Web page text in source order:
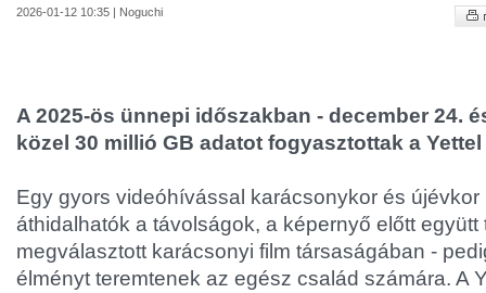
2026-01-12 10:35 | Noguchi
A 2025-ös ünnepi időszakban - december 24.
közel 30 millió GB adatot fogyasztottak a
Egy gyors videóhívással karácsonykor és
áthidalhatók a távolságok, a képernyő előtt együtt
megválasztott karácsonyi film társaságában -
élményt teremtenek az egész család számára. A